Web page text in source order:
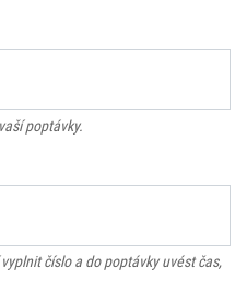
poptávky.
číslo a do poptávky uvést čas,